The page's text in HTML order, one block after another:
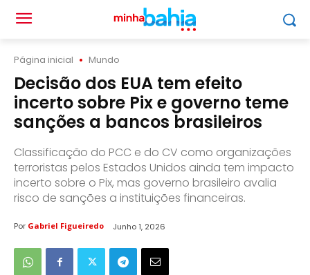
Página inicial Mundo
Decisão dos EUA tem efeito
incerto sobre Pix e governo teme
sanções a bancos brasileiros
Classificação do PCC e do CV como organizações
terroristas pelos Estados Unidos ainda tem impacto
incerto sobre o Pix, mas governo brasileiro avalia
risco de sanções a instituições financeiras.
Por Gabriel Figueiredo Junho 1, 2026